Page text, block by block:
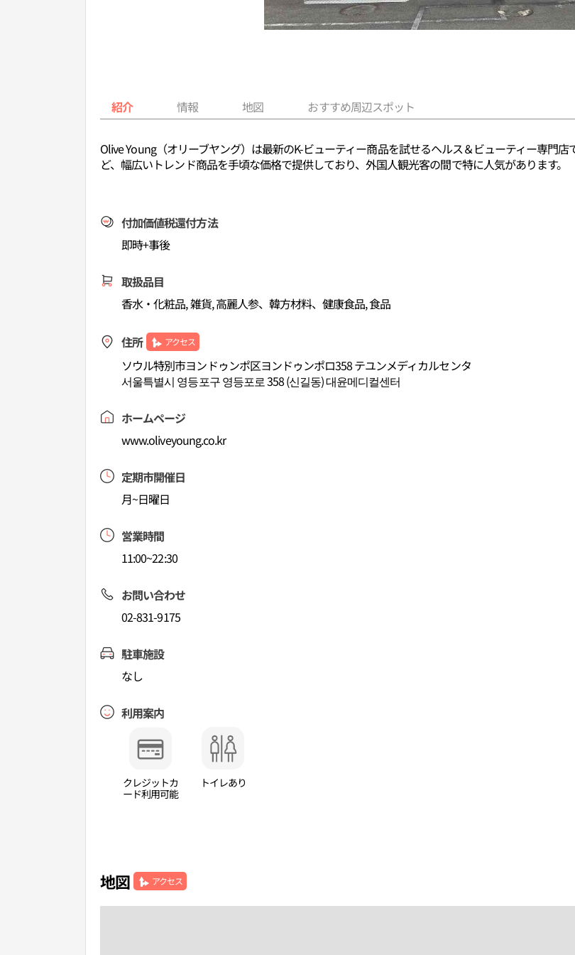
紹介 情報 地図 おすすめ周辺スポット
Olive Young（オリーブヤング）は最新のK-ビューティー商品を試せるヘルス＆ビューティー専門
ど、幅広いトレンド商品を手頃な価格で提供しており、外国人観光客の間で特に人気があります。
付加価値税還付方法
即時+事後
取扱品目
香水・化粧品, 雑貨, 高麗人参、韓方材料、健康食品, 食品
住所 アクセス
ソウル特別市ヨンドゥンポ区ヨンドゥンポロ358 テユンメディカルセンタ
서울특별시 영등포구 영등포로 358 (신길동) 대윤메디컬센터
ホームページ
www.oliveyoung.co.kr
定期市開催日
月~日曜日
営業時間
11:00~22:30
お問い合わせ
02-831-9175
駐車施設
なし
利用案内
クレジットカ
ード利用可能
トイレあり
地図 アクセス